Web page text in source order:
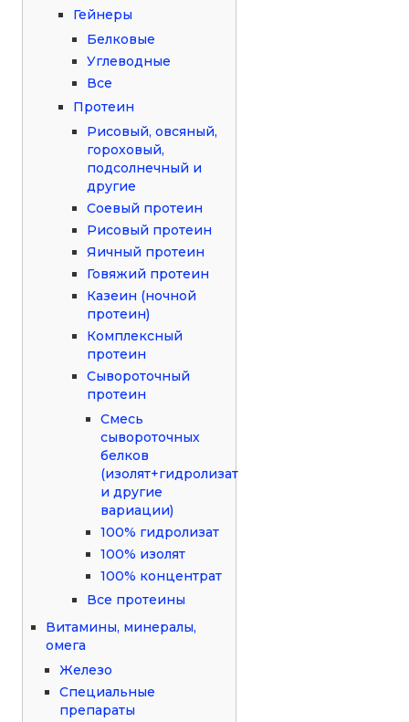
Гейнеры
Белковые
Углеводные
Все
Протеин
Рисовый, овсяный,
гороховый,
подсолнечный и
другие
Соевый протеин
Рисовый протеин
Яичный протеин
Говяжий протеин
Казеин (ночной
протеин)
Комплексный
протеин
Сывороточный
протеин
Смесь
сывороточных
белков
(изолят+гидролизат
и другие
вариации)
100% гидролизат
100% изолят
100% концентрат
Все протеины
Витамины, минералы,
омега
Железо
Специальные
препараты